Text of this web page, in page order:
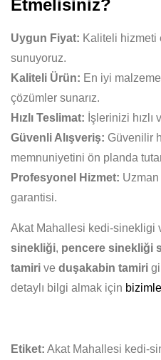
Etmelisiniz?
Uygun Fiyat: Kaliteli hizmeti
sunuyoruz.
Kaliteli Ürün: En iyi
çözümler sunarız.
Hızlı Teslimat: İşlerinizi hızlı
Güvenli Alışveriş: Güvenilir
memnuniyetini ön planda
Profesyonel Hizmet:
garantisi.
Akat Mahallesi kedi-sinekligi
sinekliği, pencere sinekliği
tamiri ve duşakabin tamiri
detaylı bilgi almak için
Etiket: Akat Mahallesi kedi-